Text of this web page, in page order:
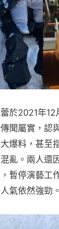
於2021年
聞屬實，認
爆料，甚至
亂。兩人
暫停演藝工
氣依然強勁。